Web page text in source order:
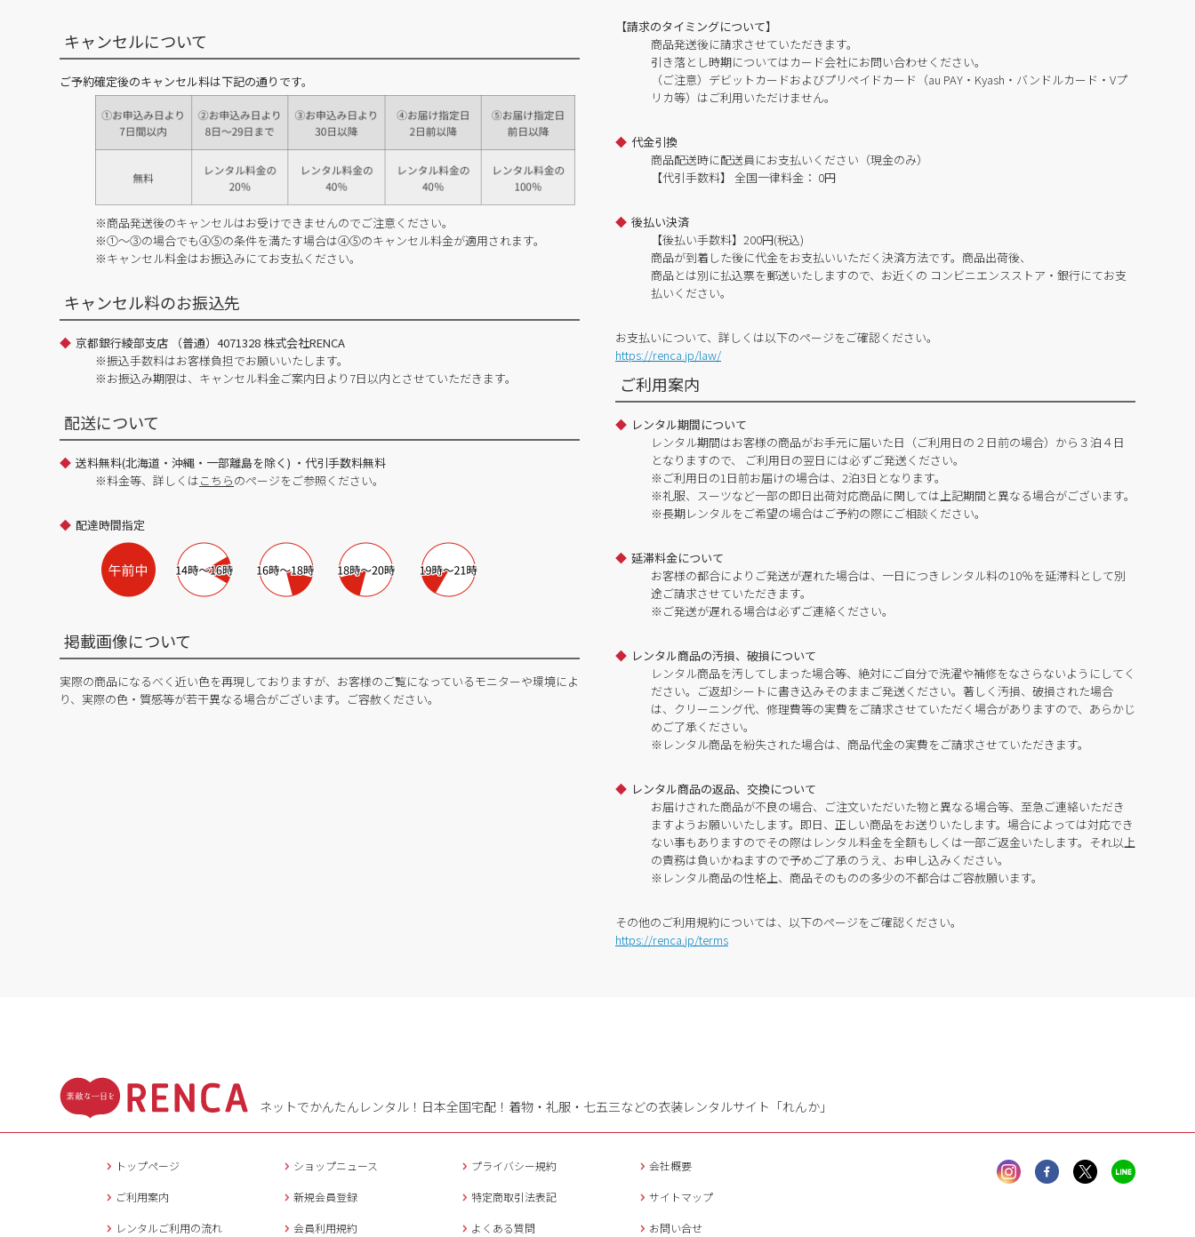
キャンセルについて
ご予約確定後のキャンセル料は下記の通りです。
※商品発送後のキャンセルはお受けできませんのでご注意ください。
※①～③の場合でも④⑤の条件を満たす場合は④⑤のキャンセル料金が適用されます。
※キャンセル料金はお振込みにてお支払ください。
キャンセル料のお振込先
京都銀行綾部支店 （普通）4071328 株式会社RENCA
※振込手数料はお客様負担でお願いいたします。
※お振込み期限は、キャンセル料金ご案内日より7日以内とさせていただきます。
配送について
送料無料(北海道・沖縄・一部離島を除く) ・代引手数料無料
※料金等、詳しくはこちらのページをご参照ください。
配達時間指定
掲載画像について
実際の商品になるべく近い色を再現しておりますが、お客様のご覧になっているモニターや環境によ
り、実際の色・質感等が若干異なる場合がございます。ご容赦ください。
【請求のタイミングについて】
商品発送後に請求させていただきます。
引き落とし時期についてはカード会社にお問い合わせください。
（ご注意）デビットカードおよびプリペイドカード（au PAY・Kyash・バンドルカード・Vプ
リカ等）はご利用いただけません。
代金引換
商品配送時に配送員にお支払いください（現金のみ）
【代引手数料】 全国一律料金： 0円
後払い決済
【後払い手数料】200円(税込)
商品が到着した後に代金をお支払いいただく決済方法です。商品出荷後、
商品とは別に払込票を郵送いたしますので、お近くの コンビニエンスストア・銀行にてお支
払いください。
お支払いについて、詳しくは以下のページをご確認ください。
https://renca.jp/law/
ご利用案内
レンタル期間について
レンタル期間はお客様の商品がお手元に届いた日（ご利用日の２日前の場合）から３泊４日
となりますので、 ご利用日の翌日には必ずご発送ください。
※ご利用日の1日前お届けの場合は、2泊3日となります。
※礼服、スーツなど一部の即日出荷対応商品に関しては上記期間と異なる場合がございます。
※長期レンタルをご希望の場合はご予約の際にご相談ください。
延滞料金について
お客様の都合によりご発送が遅れた場合は、一日につきレンタル料の10％を延滞料として別
途ご請求させていただきます。
※ご発送が遅れる場合は必ずご連絡ください。
レンタル商品の汚損、破損について
レンタル商品を汚してしまった場合等、絶対にご自分で洗濯や補修をなさらないようにしてく
ださい。ご返却シートに書き込みそのままご発送ください。著しく汚損、破損された場合
は、クリーニング代、修理費等の実費をご請求させていただく場合がありますので、あらかじ
めご了承ください。
※レンタル商品を紛失された場合は、商品代金の実費をご請求させていただきます。
レンタル商品の返品、交換について
お届けされた商品が不良の場合、ご注文いただいた物と異なる場合等、至急ご連絡いただき
ますようお願いいたします。即日、正しい商品をお送りいたします。場合によっては対応でき
ない事もありますのでその際はレンタル料金を全額もしくは一部ご返金いたします。それ以上
の責務は負いかねますので予めご了承のうえ、お申し込みください。
※レンタル商品の性格上、商品そのものの多少の不都合はご容赦願います。
その他のご利用規約については、以下のページをご確認ください。
https://renca.jp/terms
ネットでかんたんレンタル！日本全国宅配！ 着物・礼服・七五三などの衣装レンタルサイト「れんか」
トップページ ショップニュース プライバシー規約 会社概要
ご利用案内 新規会員登録 特定商取引法表記 サイトマップ
レンタルご利用の流れ 会員利用規約 よくある質問 お問い合せ